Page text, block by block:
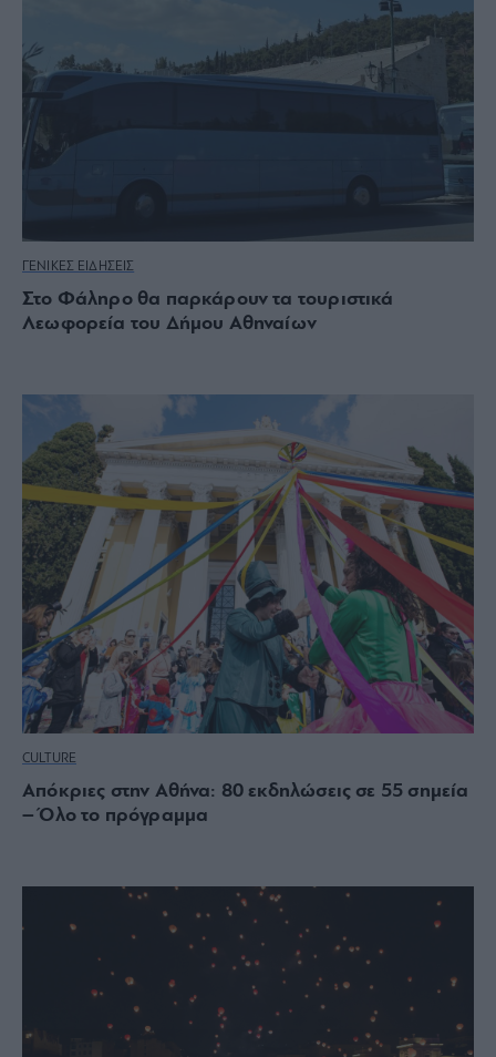
ΓΕΝΙΚΕΣ ΕΙΔΗΣΕΙΣ
Στο Φάληρο θα παρκάρουν τα τουριστικά
Λεωφορεία του Δήμου Αθηναίων
CULTURE
Απόκριες στην Αθήνα: 80 εκδηλώσεις σε 55 σημεία
– Όλο το πρόγραμμα